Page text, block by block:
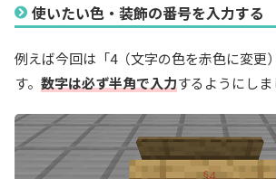
使いたい色・装飾の番号を入力する
例えば今回は「4（文字の色を赤色に変更
す。 数字は必ず半角で入力するようにしま